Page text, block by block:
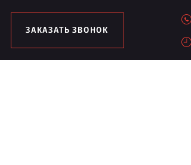
ЗАКАЗАТЬ ЗВОНОК